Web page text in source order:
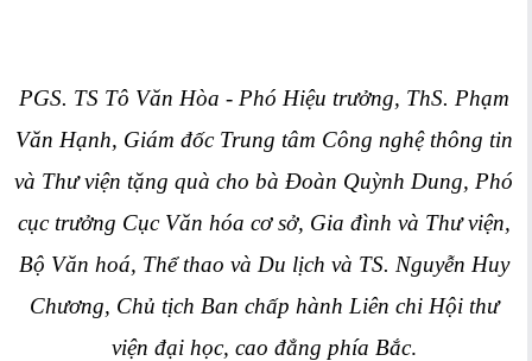
PGS. TS Tô Văn Hòa - Phó Hiệu trưởng, ThS. Phạm
Văn Hạnh, Giám đốc Trung tâm Công nghệ thông tin
và Thư viện tặng quà cho bà Đoàn Quỳnh Dung, Phó
cục trưởng Cục Văn hóa cơ sở, Gia đình và Thư viện,
Bộ Văn hoá, Thể thao và Du lịch và TS. Nguyễn Huy
Chương, Chủ tịch Ban chấp hành Liên chi Hội thư
viện đại học, cao đẳng phía Bắc.